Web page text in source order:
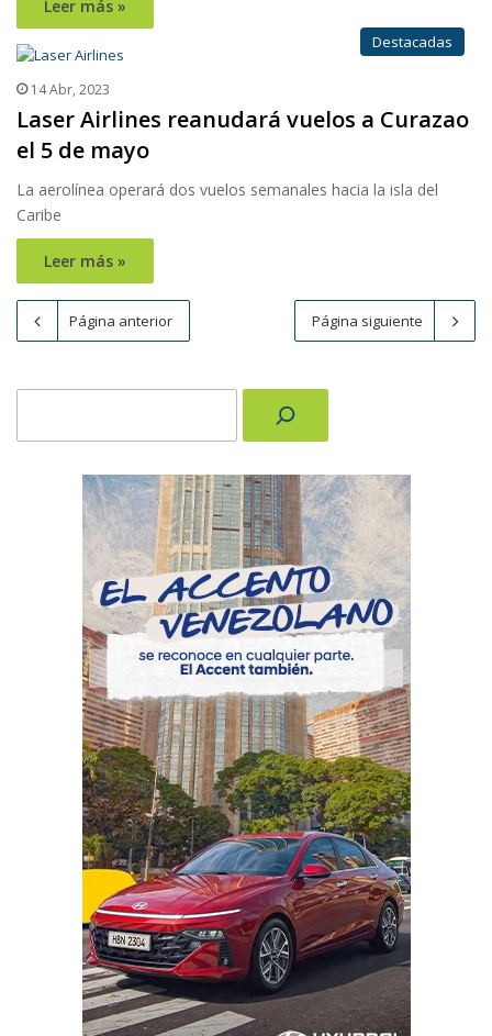
Leer más »
Destacadas
14 Abr, 2023
Laser Airlines reanudará vuelos a Curazao
el 5 de mayo
La aerolínea operará dos vuelos semanales hacia la isla del
Caribe
Leer más »
Página anterior Página siguiente